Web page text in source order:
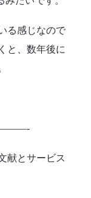
る感じなので
と、数年後に
献とサービス